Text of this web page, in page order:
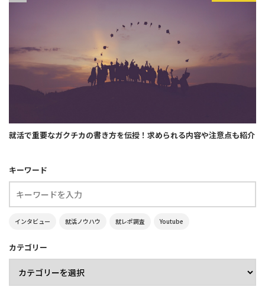
就活で重要なガクチカの書き方を伝授！求められる内容や注意点も紹介
キーワード
インタビュー 就活ノウハウ 就レポ調査 Youtube
カテゴリー